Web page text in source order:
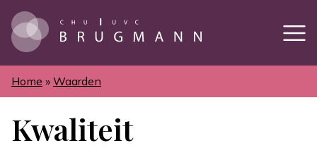
en
naar
de
gaan
Kruimelpad
Home Waarden
Kwaliteit